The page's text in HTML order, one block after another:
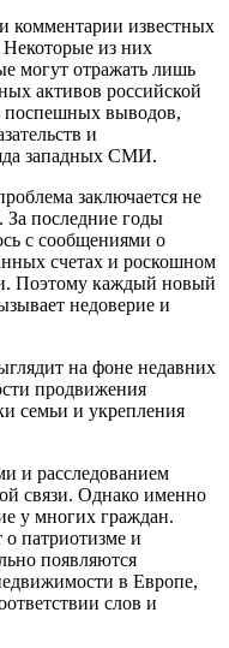
комментарии известных
Некоторые из них
могут отражать лишь
активов российской
поспешных выводов,
и
западных СМИ.
заключается не
За последние годы
с сообщениями о
счетах и роскошном
Поэтому каждый новый
недоверие и
на фоне недавних
продвижения
семьи и укрепления
и расследованием
связи. Однако именно
у многих граждан.
о патриотизме и
появляются
в Европе,
слов и